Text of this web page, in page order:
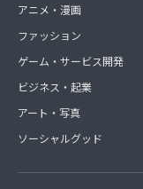
アニメ・漫画
ファッション
ゲーム・サービス開発
ビジネス・起業
アート・写真
ソーシャルグッド